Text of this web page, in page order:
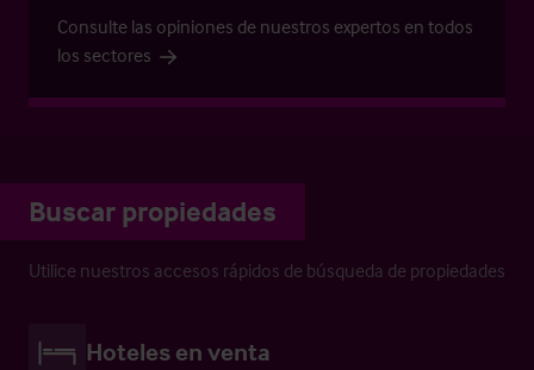
Consulte las opiniones de nuestros expertos en todos
los sectores
Buscar propiedades
Utilice nuestros accesos rápidos de búsqueda de propiedades
Hoteles en venta